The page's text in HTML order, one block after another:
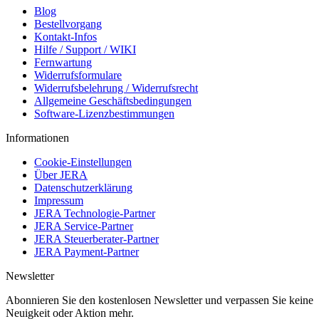
Blog
Bestellvorgang
Kontakt-Infos
Hilfe / Support / WIKI
Fernwartung
Widerrufsformulare
Widerrufsbelehrung / Widerrufsrecht
Allgemeine Geschäftsbedingungen
Software-Lizenzbestimmungen
Informationen
Cookie-Einstellungen
Über JERA
Datenschutzerklärung
Impressum
JERA Technologie-Partner
JERA Service-Partner
JERA Steuerberater-Partner
JERA Payment-Partner
Newsletter
Abonnieren Sie den kostenlosen Newsletter und verpassen Sie keine
Neuigkeit oder Aktion mehr.